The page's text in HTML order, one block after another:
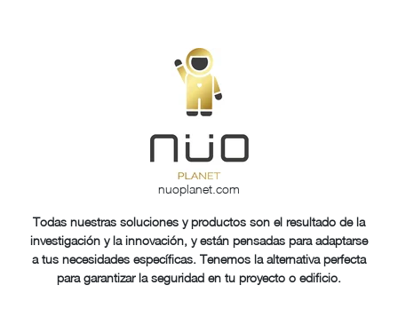
nuoplanet.com
Todas nuestras soluciones y productos son el resultado de la
investigación y la innovación, y están pensadas para adaptarse
a tus necesidades específicas. Tenemos la alternativa perfecta
para garantizar la seguridad en tu proyecto o edificio.